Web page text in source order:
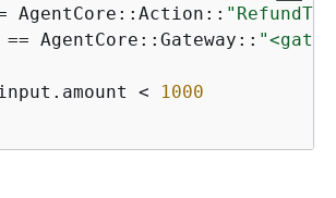
AgentCore::Action::
== AgentCore::Gateway::
<
1000